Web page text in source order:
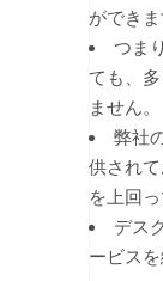
ができま
つま
ても、
ません。
弊社
供され
を上回っ
デス
ービス